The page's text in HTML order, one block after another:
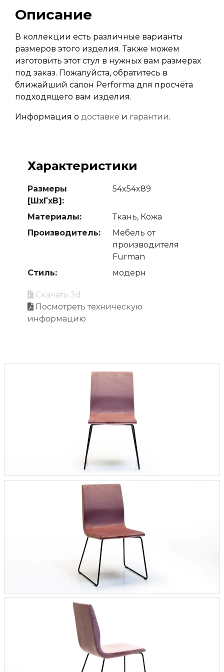
Описание
В коллекции есть различные варианты
размеров этого изделия. Также можем
изготовить этот стул в нужных вам размерах
под заказ. Пожалуйста, обратитесь в
ближайший салон Performa для просчёта
подходящего вам изделия.
Информация о доставке и гарантии.
Характеристики
Размеры
[ШхГхВ]:
54x54x89
Материалы:
Ткань, Кожа
Производитель:
Мебель от
производителя
Furman
Стиль:
модерн
Скачать 3d
Посмотреть техническую
информацию